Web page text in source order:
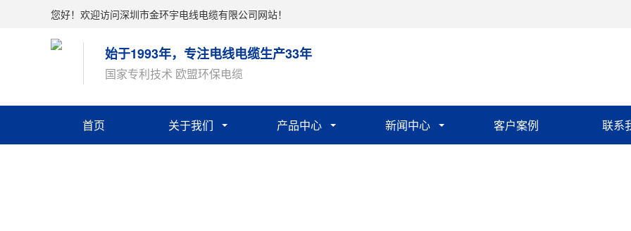
您好！欢迎访问深圳市金环宇电线电缆有限公司网站！
始于1993年，专注电线电缆生产33年
国家专利技术 欧盟环保电缆
首页 关于我们 产品中心 新闻中心 客户案例 联系